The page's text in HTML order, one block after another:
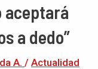
aceptará
a dedo”
A. / Actualidad